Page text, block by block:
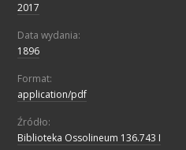
2017
Data wydania:
1896
Format:
application/pdf
Źródło:
Biblioteka Ossolineum 136.743 I